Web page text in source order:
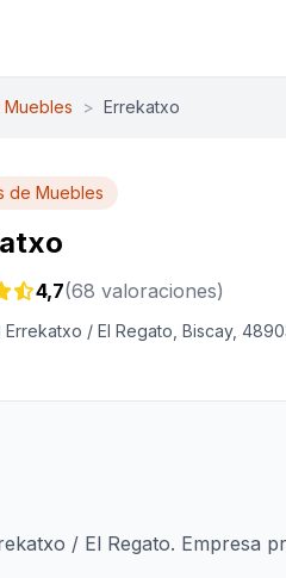
> Errekatxo
de Muebles
4,7(68 valoraciones)
/ El Regato, Biscay,
/ El Regato. Empresa